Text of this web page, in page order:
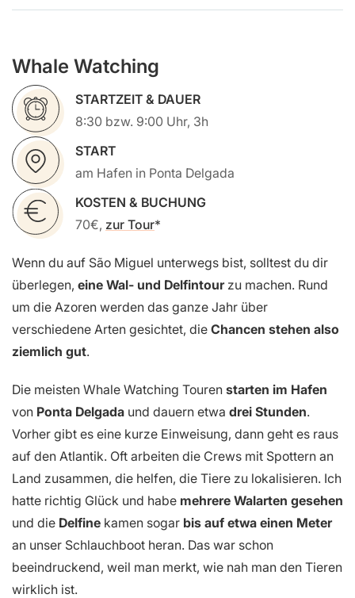
Whale Watching
STARTZEIT & DAUER
8:30 bzw. 9:00 Uhr, 3h
START
am Hafen in Ponta Delgada
KOSTEN & BUCHUNG
70€, zur Tour
Wenn du auf São Miguel unterwegs bist, solltest du dir
überlegen, eine Wal- und Delfintour zu machen. Rund
um die Azoren werden das ganze Jahr über
verschiedene Arten gesichtet, die Chancen stehen also
ziemlich gut.
Die meisten Whale Watching Touren starten im Hafen
von Ponta Delgada und dauern etwa drei Stunden.
Vorher gibt es eine kurze Einweisung, dann geht es raus
auf den Atlantik. Oft arbeiten die Crews mit Spottern an
Land zusammen, die helfen, die Tiere zu lokalisieren. Ich
hatte richtig Glück und habe mehrere Walarten gesehen
und die Delfine kamen sogar bis auf etwa einen Meter
an unser Schlauchboot heran. Das war schon
beeindruckend, weil man merkt, wie nah man den Tieren
wirklich ist.